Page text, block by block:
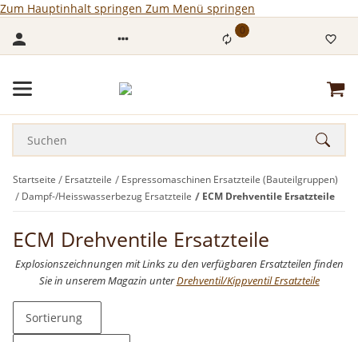
Zum Hauptinhalt springen Zum Menü springen
0
Startseite Ersatzteile
Espressomaschinen Ersatzteile (Bauteilgruppen)
Dampf-/Heisswasserbezug Ersatzteile
ECM Drehventile Ersatzteile
ECM Drehventile Ersatzteile
Explosionszeichnungen mit Links zu den verfügbaren Ersatzteilen finden
Sie in unserem Magazin unterDrehventil/Kippventil Ersatzteile
Sortierung